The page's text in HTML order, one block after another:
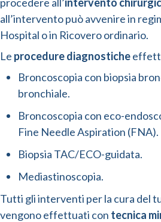
all’intervento può avvenire in
Hospital o in Ricovero ordinario.
Le procedure diagnostiche
Broncoscopia con biopsia
bronchiale.
Broncoscopia con eco-
Fine Needle Aspiration (FNA).
Biopsia TAC/ECO-guidata.
Mediastinoscopia.
Tutti gli interventi per la cura del
vengono effettuati con tecnica